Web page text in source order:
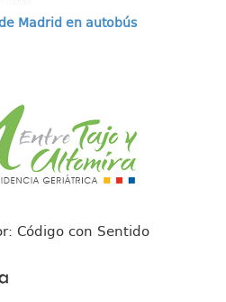
Madrid en autobús
Código con Sentido